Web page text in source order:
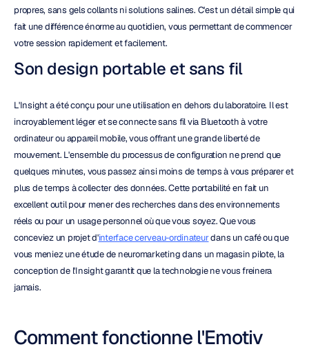
propres, sans gels collants ni solutions salines. C'est un détail simple qui
fait une différence énorme au quotidien, vous permettant de commencer
votre session rapidement et facilement.
Son design portable et sans fil
L'Insight a été conçu pour une utilisation en dehors du laboratoire. Il est
incroyablement léger et se connecte sans fil via Bluetooth à votre
ordinateur ou appareil mobile, vous offrant une grande liberté de
mouvement. L'ensemble du processus de configuration ne prend que
quelques minutes, vous passez ainsi moins de temps à vous préparer et
plus de temps à collecter des données. Cette portabilité en fait un
excellent outil pour mener des recherches dans des environnements
réels ou pour un usage personnel où que vous soyez. Que vous
conceviez un projet d'interface cerveau-ordinateur dans un café ou que
vous meniez une étude de neuromarketing dans un magasin pilote, la
conception de l'Insight garantit que la technologie ne vous freinera
jamais.